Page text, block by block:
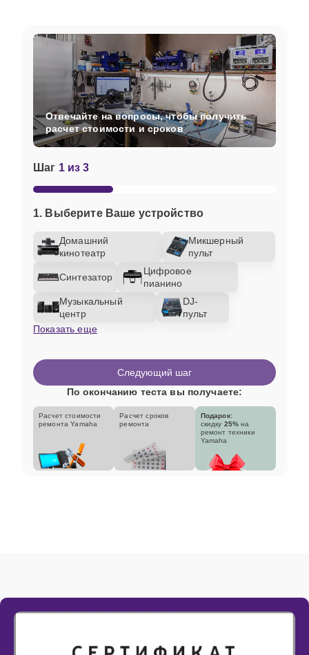
Шаг 1 из 3
1. Выберите Ваше устройство
Домашний
кинотеатр
Микшерный
пульт
Синтезатор
Цифровое
пианино
Музыкальный
центр
DJ-
пульт
Показать еще
Отвечайте на вопросы, чтобы получить
расчет стоимости и сроков
Следующий шаг
По окончанию теста вы получаете:
Расчет стоимости
ремонта Yamaha
Расчет сроков
ремонта
Подарок:
скидку 25% на
ремонт техники
Yamaha